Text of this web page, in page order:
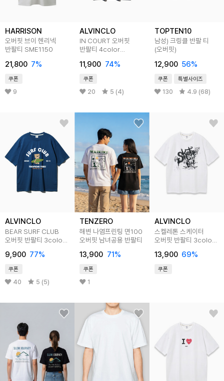
HARRISON
오버핏 브이 헨리넥
반팔티 SME1150
21,800 7%
쿠폰
9
ALVINCLO
IN COURT 오버핏
반팔티 4color
11,900 74%
쿠폰
20 5 (4)
TOPTEN10
남성) 크링클 반팔 티
(오버핏)
12,900 56%
쿠폰 특별사이즈
130 4.9 (68)
ALVINCLO
BEAR SURF CLUB
오버핏 반팔티 3color
9,900 77%
쿠폰
40 5 (5)
TENZERO
해변 나염프린팅 면100
오버핏 남녀공용 반팔티
13,900 71%
쿠폰
1
ALVINCLO
스켈레톤 스케이터
오버핏 반팔티 3color
13,900 69%
쿠폰